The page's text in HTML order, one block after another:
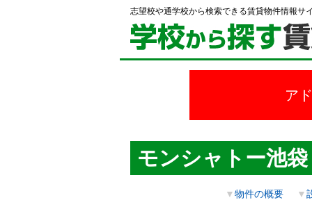
志望校や通学校から検索できる賃貸物件情報サ
ア
モンシャトー池袋
▼物件の概要 ▼